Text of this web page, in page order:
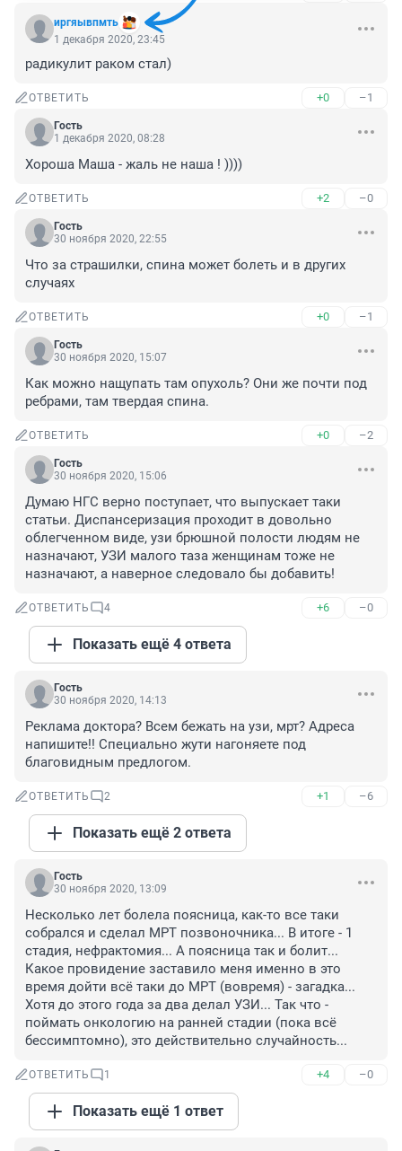
иргяывпмть
1 декабря 2020, 23:45
радикулит раком стал)
ОТВЕТИТЬ +0 –1
Гость
1 декабря 2020, 08:28
Хороша Маша - жаль не наша ! ))))
ОТВЕТИТЬ +2 –0
Гость
30 ноября 2020, 22:55
Что за страшилки, спина может болеть и в других
случаях
ОТВЕТИТЬ +0 –1
Гость
30 ноября 2020, 15:07
Как можно нащупать там опухоль? Они же почти под
ребрами, там твердая спина.
ОТВЕТИТЬ +0 –2
Гость
30 ноября 2020, 15:06
Думаю НГС верно поступает, что выпускает таки
статьи. Диспансеризация проходит в довольно
облегченном виде, узи брюшной полости людям не
назначают, УЗИ малого таза женщинам тоже не
назначают, а наверное следовало бы добавить!
ОТВЕТИТЬ 4 +6 –0
Показать ещё 4 ответа
Гость
30 ноября 2020, 14:13
Реклама доктора? Всем бежать на узи, мрт? Адреса
напишите!! Специально жути нагоняете под
благовидным предлогом.
ОТВЕТИТЬ 2 +1 –6
Показать ещё 2 ответа
Гость
30 ноября 2020, 13:09
Несколько лет болела поясница, как-то все таки
собрался и сделал МРТ позвоночника... В итоге - 1
стадия, нефрактомия... А поясница так и болит...
Какое провидение заставило меня именно в это
время дойти всё таки до МРТ (вовремя) - загадка...
Хотя до этого года за два делал УЗИ... Так что -
поймать онкологию на ранней стадии (пока всё
бессимптомно), это действительно случайность...
ОТВЕТИТЬ 1 +4 –0
Показать ещё 1 ответ